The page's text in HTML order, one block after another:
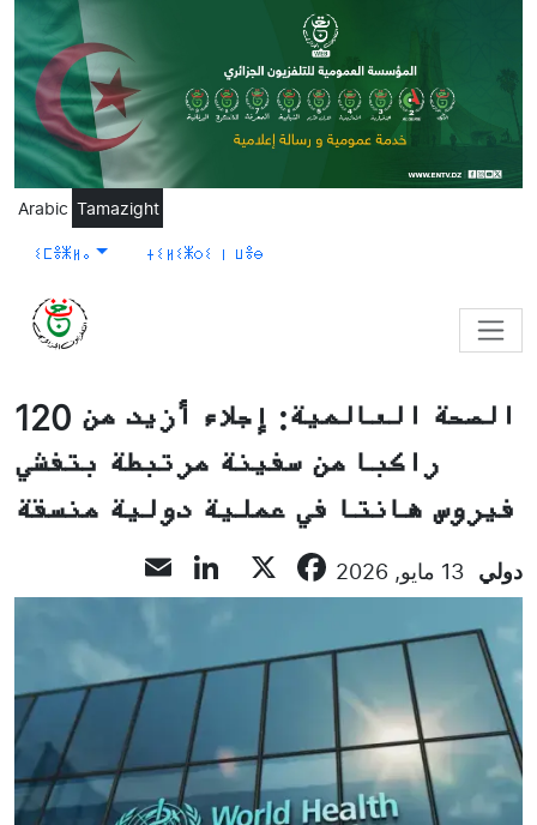
Skip to main content
Arabic Tamazight
ⵉⵎⴻⵥⵍⴰ ⵜⵉⵍⵉⵥⵔⵉ ⵏ ⵡⴻⴱ
الصحة العالمية: إجلاء أزيد من 120
راكبا من سفينة مرتبطة بتفشي
فيروس هانتا في عملية دولية منسقة
دولي 13 مايو, 2026 Facebook
LinkedIn